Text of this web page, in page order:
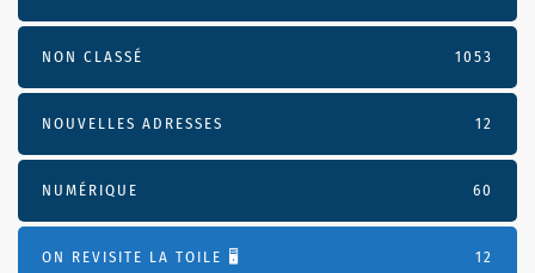
NON CLASSÉ 1053
NOUVELLES ADRESSES 12
NUMÉRIQUE 60
ON REVISITE LA TOILE 🖥️ 12